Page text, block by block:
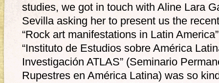
studies, we got in touch with Aline Lara
Sevilla asking her to present us the
“Rock art manifestations in Latin
“Instituto de Estudios sobre América
Investigación ATLAS” (Seminario
Rupestres en América Latina) was so